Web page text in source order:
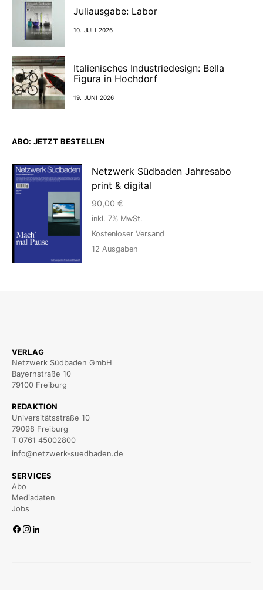
Juliausgabe: Labor
10. JULI 2026
Italienisches Industriedesign: Bella
Figura in Hochdorf
19. JUNI 2026
ABO: JETZT BESTELLEN
Netzwerk Südbaden Jahresabo
print & digital
90,00 €
inkl. 7% MwSt.
Kostenloser Versand
12 Ausgaben
VERLAG
Netzwerk Südbaden GmbH
Bayernstraße 10
79100 Freiburg
REDAKTION
Universitätsstraße 10
79098 Freiburg
T 0761 45002800
info@netzwerk-suedbaden.de
SERVICES
Abo
Mediadaten
Jobs